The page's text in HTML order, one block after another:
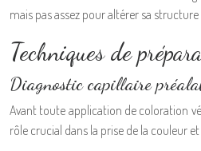
mais pas assez pour altérer sa
Techniques de
Diagnostic capillaire
Avant toute application de coloration
rôle crucial dans la prise de la couleur